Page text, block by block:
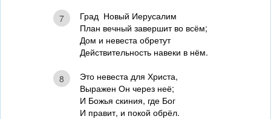
7
Град Новый Иерусалим
План вечный завершит во всём;
Дом и невеста обретут
Действительность навеки в нём.
8
Это невеста для Христа,
Выражен Он через неё;
И Божья скиния, где Бог
И правит, и покой обрёл.